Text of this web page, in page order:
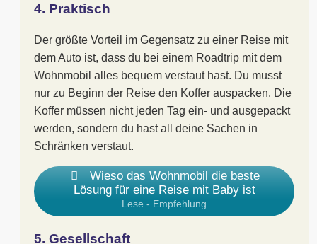
4. Praktisch
Der größte Vorteil im Gegensatz zu einer Reise mit
dem Auto ist, dass du bei einem Roadtrip mit dem
Wohnmobil alles bequem verstaut hast. Du musst
nur zu Beginn der Reise den Koffer auspacken. Die
Koffer müssen nicht jeden Tag ein- und ausgepackt
werden, sondern du hast all deine Sachen in
Schränken verstaut.
Wieso das Wohnmobil die beste
Lösung für eine Reise mit Baby ist
Lese - Empfehlung
5. Gesellschaft